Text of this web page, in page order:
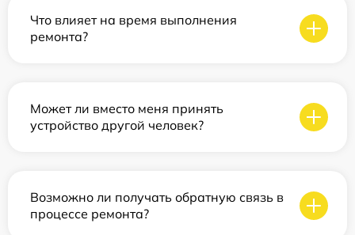
Что влияет на время выполнения
ремонта?
Может ли вместо меня принять
устройство другой человек?
Возможно ли получать обратную связь в
процессе ремонта?